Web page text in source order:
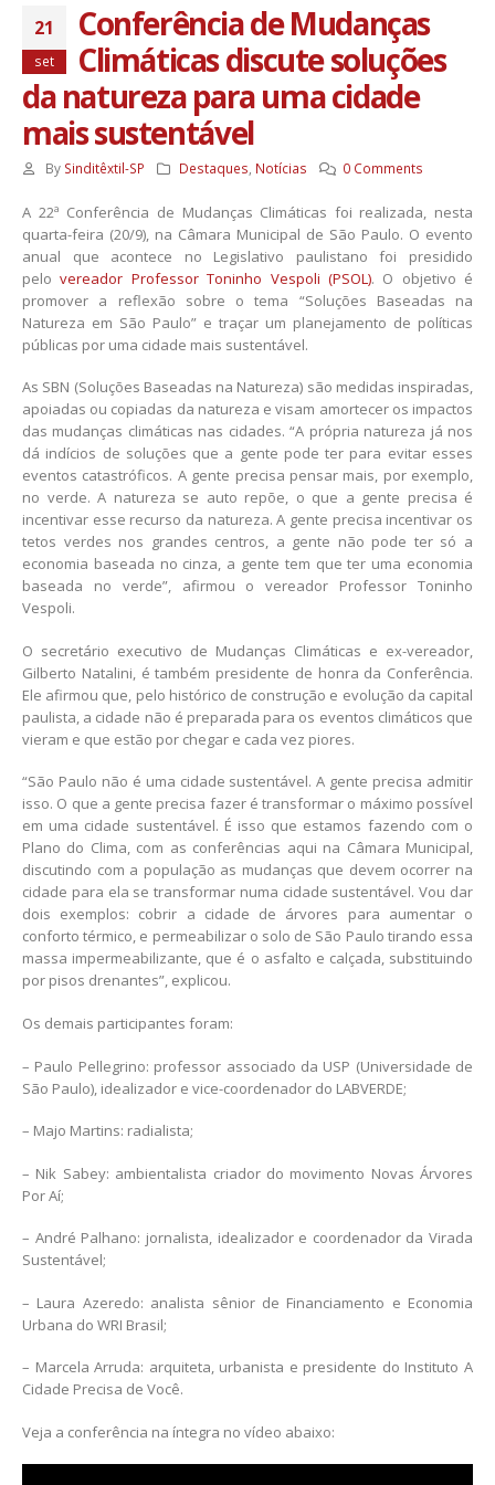
21
set
Conferência de Mudanças
Climáticas discute soluções
da natureza para uma cidade
mais sustentável
By Sinditêxtil-SP Destaques Notícias 0 Comments
A 22ª Conferência de Mudanças Climáticas foi realizada, nesta
quarta-feira (20/9), na Câmara Municipal de São Paulo. O evento
anual que acontece no Legislativo paulistano foi presidido
pelovereador Professor Toninho Vespoli (PSOL). O objetivo é
promover a reflexão sobre o tema “Soluções Baseadas na
Natureza em São Paulo” e traçar um planejamento de políticas
públicas por uma cidade mais sustentável.
As SBN (Soluções Baseadas na Natureza) são medidas inspiradas,
apoiadas ou copiadas da natureza e visam amortecer os impactos
das mudanças climáticas nas cidades. “A própria natureza já nos
dá indícios de soluções que a gente pode ter para evitar esses
eventos catastróficos. A gente precisa pensar mais, por exemplo,
no verde. A natureza se auto repõe, o que a gente precisa é
incentivar esse recurso da natureza. A gente precisa incentivar os
tetos verdes nos grandes centros, a gente não pode ter só a
economia baseada no cinza, a gente tem que ter uma economia
baseada no verde”, afirmou o vereador Professor Toninho
Vespoli.
O secretário executivo de Mudanças Climáticas e ex-vereador,
Gilberto Natalini, é também presidente de honra da Conferência.
Ele afirmou que, pelo histórico de construção e evolução da capital
paulista, a cidade não é preparada para os eventos climáticos que
vieram e que estão por chegar e cada vez piores.
“São Paulo não é uma cidade sustentável. A gente precisa admitir
isso. O que a gente precisa fazer é transformar o máximo possível
em uma cidade sustentável. É isso que estamos fazendo com o
Plano do Clima, com as conferências aqui na Câmara Municipal,
discutindo com a população as mudanças que devem ocorrer na
cidade para ela se transformar numa cidade sustentável. Vou dar
dois exemplos: cobrir a cidade de árvores para aumentar o
conforto térmico, e permeabilizar o solo de São Paulo tirando essa
massa impermeabilizante, que é o asfalto e calçada, substituindo
por pisos drenantes”, explicou.
Os demais participantes foram:
– Paulo Pellegrino: professor associado da USP (Universidade de
São Paulo), idealizador e vice-coordenador do LABVERDE;
– Majo Martins: radialista;
– Nik Sabey: ambientalista criador do movimento Novas Árvores
Por Aí;
– André Palhano: jornalista, idealizador e coordenador da Virada
Sustentável;
– Laura Azeredo: analista sênior de Financiamento e Economia
Urbana do WRI Brasil;
– Marcela Arruda: arquiteta, urbanista e presidente do Instituto A
Cidade Precisa de Você.
Veja a conferência na íntegra no vídeo abaixo: